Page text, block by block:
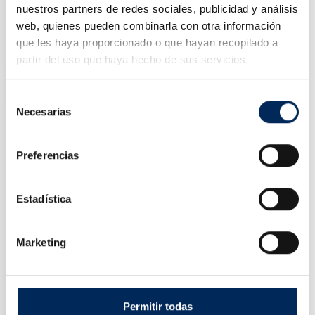
nuestros partners de redes sociales, publicidad y análisis
web, quienes pueden combinarla con otra información
que les haya proporcionado o que hayan recopilado a
partir del uso que haya hecho de sus servicios.
Necesarias
Preferencias
Estadística
Marketing
Permitir todas
Cable Para Vehículos Eléctricos Enchufe Schuko
10/EQT-EWT2D
136,36 €Prix
Jeu D'outils 215 Pièces.